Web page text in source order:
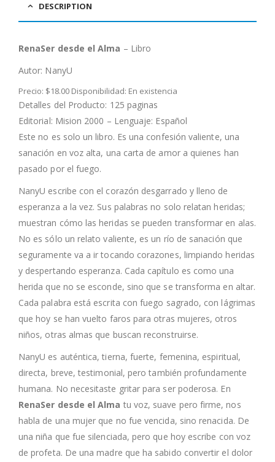
DESCRIPTION
RenaSer desde el Alma – Libro
Autor: NanyU
Precio: $18.00 Disponibilidad: En existencia
Detalles del Producto: 125 paginas
Editorial: Mision 2000 – Lenguaje: Español
Este no es solo un libro. Es una confesión valiente, una
sanación en voz alta, una carta de amor a quienes han
pasado por el fuego.
NanyU escribe con el corazón desgarrado y lleno de
esperanza a la vez. Sus palabras no solo relatan heridas;
muestran cómo las heridas se pueden transformar en alas.
No es sólo un relato valiente, es un río de sanación que
seguramente va a ir tocando corazones, limpiando heridas
y despertando esperanza. Cada capítulo es como una
herida que no se esconde, sino que se transforma en altar.
Cada palabra está escrita con fuego sagrado, con lágrimas
que hoy se han vuelto faros para otras mujeres, otros
niños, otras almas que buscan reconstruirse.
NanyU es auténtica, tierna, fuerte, femenina, espiritual,
directa, breve, testimonial, pero también profundamente
humana. No necesitaste gritar para ser poderosa. En
RenaSer desde el Alma tu voz, suave pero firme, nos
habla de una mujer que no fue vencida, sino renacida. De
una niña que fue silenciada, pero que hoy escribe con voz
de profeta. De una madre que ha sabido convertir el dolor